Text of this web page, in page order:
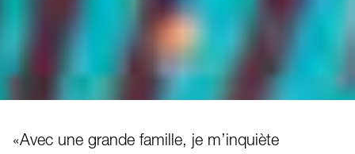
«Avec une grande famille, je m’inquiète